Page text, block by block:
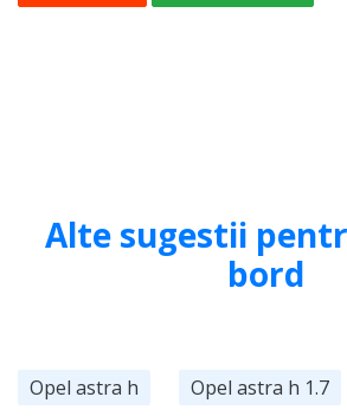
Alte sugestii
bord
Opel astra h Opel astra h 1.7